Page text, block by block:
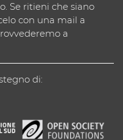
Se ritieni che siano
con una mail a
a
di: